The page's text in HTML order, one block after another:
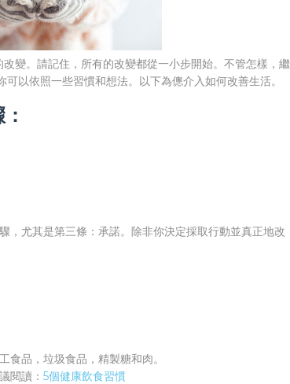
變。請記住，所有的改變都從一小步開始。不管怎樣，繼
以依照一些習慣和想法。以下為傯介入如何改善生活。
，尤其是第三條：承諾。除非你決定採取行動並真正地改
食品，垃圾食品，精製糖和肉。
閱讀： 5個健康飲食習慣